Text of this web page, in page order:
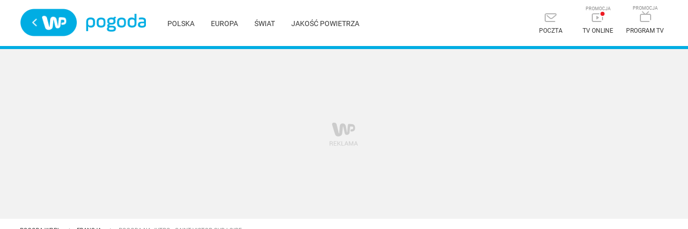
POLSKA EUROPA ŚWIAT JAKOŚĆ POWIETRZA
POCZTA TV ONLINE PROGRAM TV